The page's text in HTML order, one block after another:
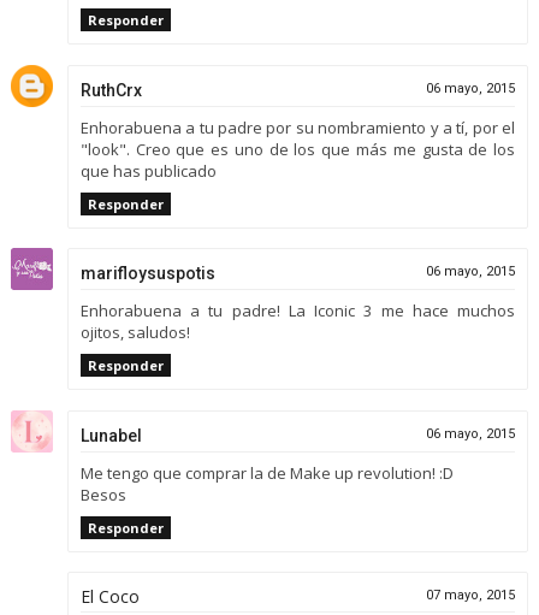
Responder
RuthCrx 06 mayo, 2015
Enhorabuena a tu padre por su nombramiento y a tí, por el
"look". Creo que es uno de los que más me gusta de los
que has publicado
Responder
marifloysuspotis 06 mayo, 2015
Enhorabuena a tu padre! La Iconic 3 me hace muchos
ojitos, saludos!
Responder
Lunabel 06 mayo, 2015
Me tengo que comprar la de Make up revolution! :D
Besos
Responder
El Coco 07 mayo, 2015